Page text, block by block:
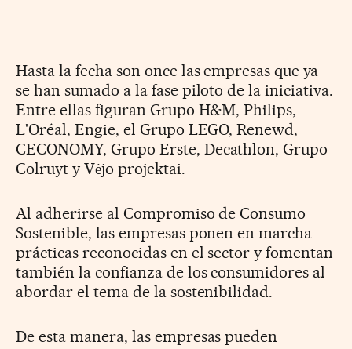
Hasta la fecha son once las empresas que ya
se han sumado a la fase piloto de la iniciativa.
Entre ellas figuran Grupo H&M, Philips,
L'Oréal, Engie, el Grupo LEGO, Renewd,
CECONOMY, Grupo Erste, Decathlon, Grupo
Colruyt y Vėjo projektai.
Al adherirse al Compromiso de Consumo
Sostenible, las empresas ponen en marcha
prácticas reconocidas en el sector y fomentan
también la confianza de los consumidores al
abordar el tema de la sostenibilidad.
De esta manera, las empresas pueden